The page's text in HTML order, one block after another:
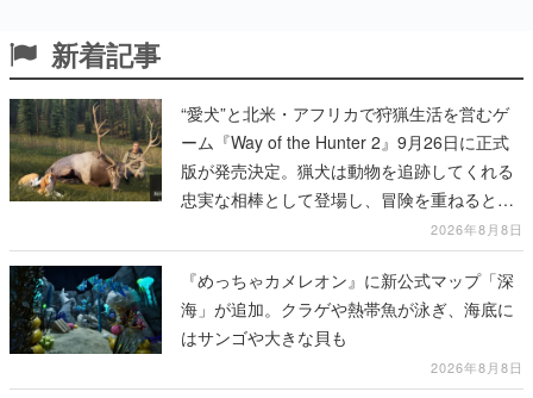
新着記事
“愛犬”と北米・アフリカで狩猟生活を営むゲ
ーム『Way of the Hunter 2』9月26日に正式
版が発売決定。猟犬は動物を追跡してくれる
忠実な相棒として登場し、冒険を重ねると成
2026年8月8日
『めっちゃカメレオン』に新公式マップ「深
海」が追加。クラゲや熱帯魚が泳ぎ、海底に
はサンゴや大きな貝も
2026年8月8日